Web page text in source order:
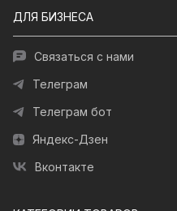
ДЛЯ БИЗНЕСА
Связаться с нами
Телеграм
Телеграм бот
Яндекс-Дзен
Вконтакте